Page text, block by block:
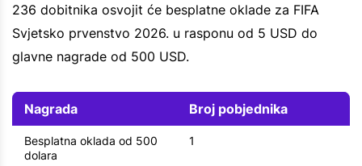
236 dobitnika osvojit će besplatne oklade za FIFA
Svjetsko prvenstvo 2026. u rasponu od 5 USD do
glavne nagrade od 500 USD.
Nagrada Broj pobjednika
Besplatna oklada od 500
dolara
1